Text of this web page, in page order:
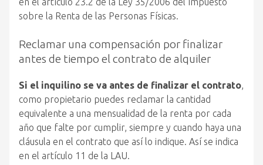
sobre la Renta de las Personas Físicas.
Reclamar una compensación por finalizar
antes de tiempo el contrato de alquiler
Si el inquilino se va antes de finalizar el contrato
como propietario puedes reclamar la cantidad
equivalente a una mensualidad de la renta por cada
año que falte por cumplir, siempre y cuando haya una
cláusula en el contrato que así lo indique. Así se indica
en el artículo 11 de la LAU.